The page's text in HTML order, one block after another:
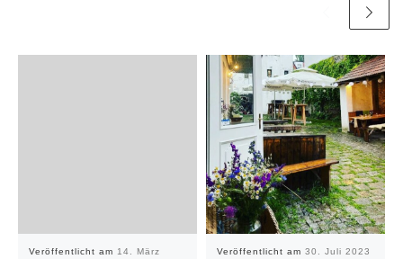
Veröffentlicht am 14. März
Veröffentlicht am 30. Juli 2023